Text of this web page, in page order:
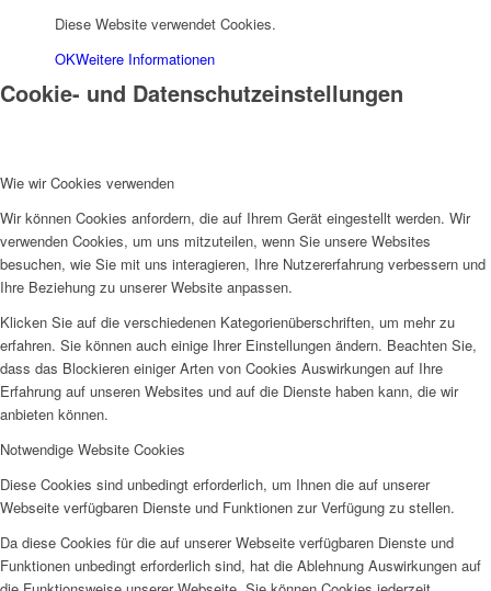
Diese Website verwendet Cookies.
OKWeitere Informationen
Cookie- und Datenschutzeinstellungen
Wie wir Cookies verwenden
Wir können Cookies anfordern, die auf Ihrem Gerät eingestellt werden. Wir
verwenden Cookies, um uns mitzuteilen, wenn Sie unsere Websites
besuchen, wie Sie mit uns interagieren, Ihre Nutzererfahrung verbessern und
Ihre Beziehung zu unserer Website anpassen.
Klicken Sie auf die verschiedenen Kategorienüberschriften, um mehr zu
erfahren. Sie können auch einige Ihrer Einstellungen ändern. Beachten Sie,
dass das Blockieren einiger Arten von Cookies Auswirkungen auf Ihre
Erfahrung auf unseren Websites und auf die Dienste haben kann, die wir
anbieten können.
Notwendige Website Cookies
Diese Cookies sind unbedingt erforderlich, um Ihnen die auf unserer
Webseite verfügbaren Dienste und Funktionen zur Verfügung zu stellen.
Da diese Cookies für die auf unserer Webseite verfügbaren Dienste und
Funktionen unbedingt erforderlich sind, hat die Ablehnung Auswirkungen auf